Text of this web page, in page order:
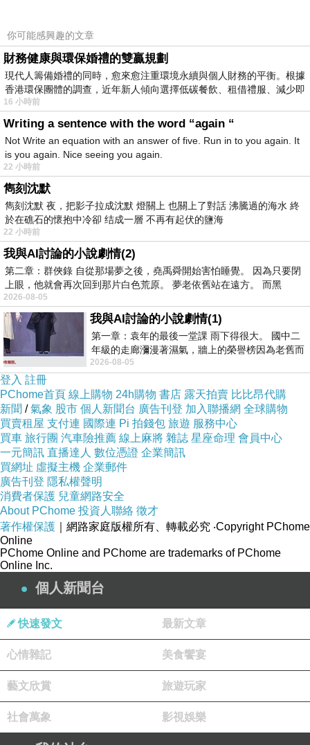
店內的空間不算大，大約有
及現在很流行的乾燥花，看起來就很有味道，餐具及調味料是採自助式
的。
如果人潮比較多的話，店家外頭也有擺放著幾張長腳椅，搭配綠色的毯
子、綠色植栽，看起來也很有味道。
你可能感興趣的文章
財務健康與環保婚禮的雙贏規劃
現代人籌備婚禮的同時，愈來愈注重環境永續與個人財務的平衡。根據
香港環保團體的調查，近年新人傾向選擇低碳餐飲、租借禮服、減少即
16 小時前
Writing a sentence with the word “again “
Not Write an equation with an answer of five. Run in to you again. It
is you again. Nice seeing you again.
22 小時前
雋刻沈默
雋刻沈默 夜，把影子拉成沈默 燈關上 也關上了對話 沸騰過的海水 終
於在礁石的懷抱中冷卻 结成一層 不再有起伏的鹽海
22 小時前
我與AI討論的小說劇情(2)
第二章：群俠錄 自從那場夢之後，堯禹舜開始害怕睡覺。 因為只要閉
上眼，他就會再次回到那片白色荒原。 夢老依舊站在遠方。 而黑
2026-08-05
我與AI討論的小說劇情(1)
第一章：袁年的最後一堂課 雨下得很大。 國中二
年級的走廊瀰漫著濕氣，牆上的榮譽榜因為老舊而
微微捲起。 堯禹舜站在辦公室外，手
2026-08-05
登入 註冊
PChome首頁 線上購物 24h購物 書店 露天拍賣 比比昂代購
新聞 /氣象 股市 個人新聞台 廣告刊登 加入聯播網 全球購物
買賣租屋 支付連 國際連 Pi 拍錢包 旅遊 服務中心
買車 旅行團 汽車險推薦 線上麻將 雜誌 星座命理 會員中心
一元簡訊 直播達人 數位憑證 企業簡訊
買網址 虛擬主機 企業郵件
廣告刊登 隱私權聲明
消費者保護 兒童網路安全
About PChome 投資人聯絡 徵才
著作權保護 ｜網路家庭版權所有、轉載必究 ‧Copyright PChome
Online
PChome Online and PChome are trademarks of PChome
Online Inc.
個人新聞台
快速發文 最新文章
心情雜記 美食饗宴
藝文欣賞 旅遊玩家
社會萬象 影視娛樂